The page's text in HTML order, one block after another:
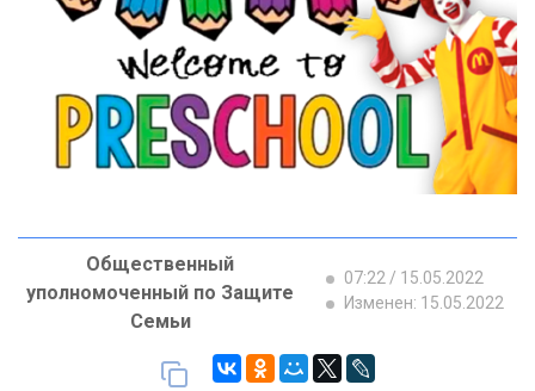
Общественный
уполномоченный по Защите
Семьи
07:22 / 15.05.2022
Изменен: 15.05.2022